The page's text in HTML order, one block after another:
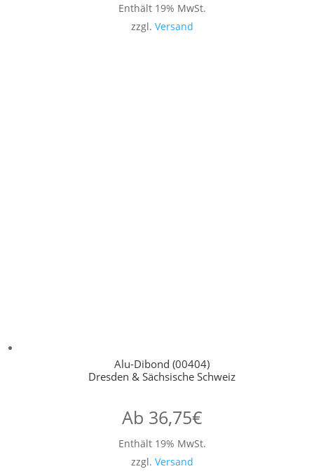
Enthält 19% MwSt.
zzgl. Versand
Alu-Dibond (00404)
Dresden & Sächsische Schweiz
Ab 36,75€
Enthält 19% MwSt.
zzgl. Versand